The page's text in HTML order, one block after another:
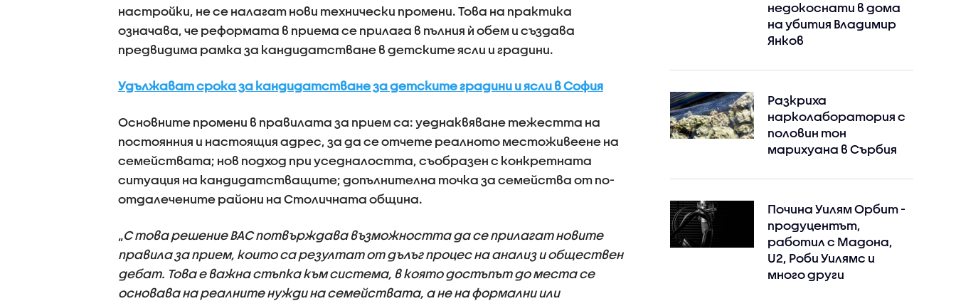
настройки, не се налагат нови технически промени. Това на практика
означава, че реформата в приема се прилага в пълния ѝ обем и създава
предвидима рамка за кандидатстване в детските ясли и градини.
Удължават срока за кандидатстване за детските градини и ясли в София
Основните промени в правилата за прием са: уеднаквяване тежестта на
постоянния и настоящия адрес, за да се отчете реалното местоживеене на
семействата; нов подход при уседналостта, съобразен с конкретната
ситуация на кандидатстващите; допълнителна точка за семейства от по-
отдалечените райони на Столичната община.
„С това решение ВАС потвърждава възможността да се прилагат новите
правила за прием, които са резултат от дълъг процес на анализ и обществен
дебат. Това е важна стъпка към система, в която достъпът до места се
основава на реалните нужди на семействата, а не на формални или
недокоснати в дома
на убития Владимир
Янков
Разкриха
нарколаборатория с
половин тон
марихуана в Сърбия
Почина Уилям Орбит -
продуцентът,
работил с Мадона,
U2, Роби Уилямс и
много други